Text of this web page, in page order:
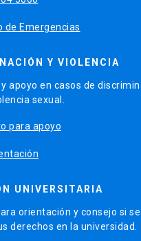
de Emergencias
Y VIOLENCIA
apoyo en casos de
sexual.
para apoyo
UNIVERSITARIA
orientación y consejo si
derechos en la universidad.